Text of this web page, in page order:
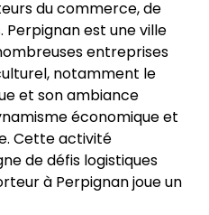
du commerce, de
Perpignan est une ville
entreprises
notamment le
et son ambiance
économique et
Cette activité
de défis logistiques
à Perpignan joue un